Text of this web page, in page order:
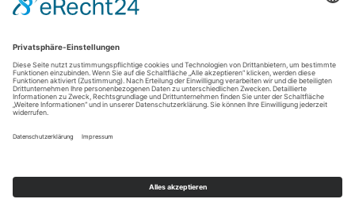
Buchungssystem
Startseite